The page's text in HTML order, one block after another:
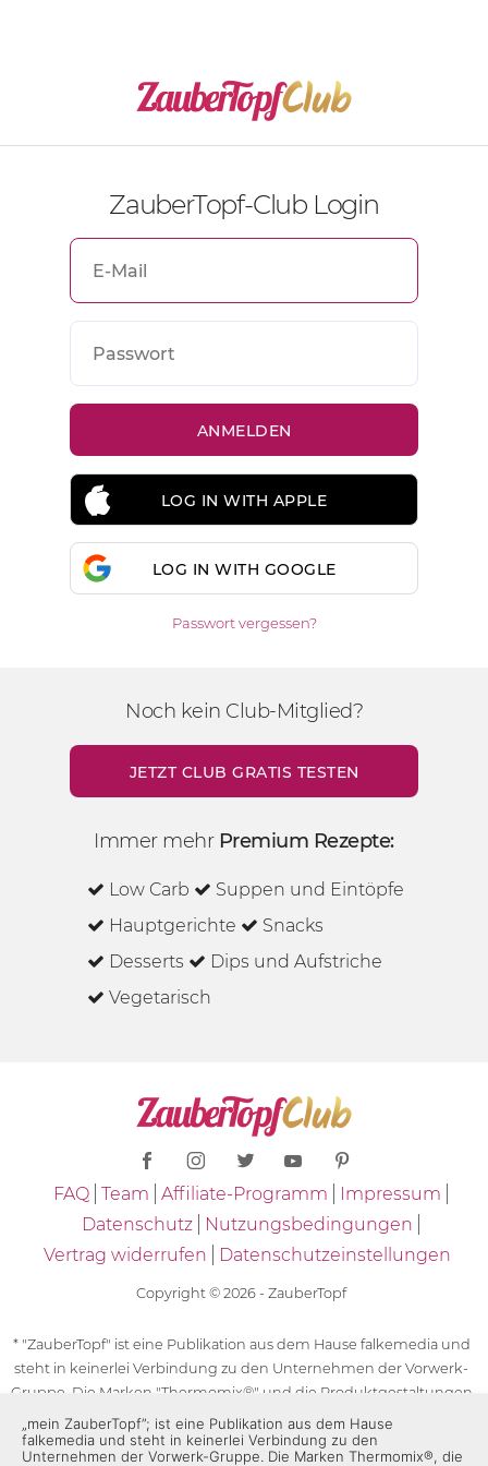
ZauberTopf-Club Login
LOG IN WITH APPLE
LOG IN WITH GOOGLE
Passwort vergessen?
Noch kein Club-Mitglied?
JETZT CLUB GRATIS TESTEN
Immer mehr Premium Rezepte:
Low Carb
Suppen und Eintöpfe
Hauptgerichte
Snacks
Desserts
Dips und Aufstriche
Vegetarisch
FAQ Team Affiliate-Programm
Impressum
Datenschutz
Nutzungsbedingungen
Vertrag widerrufen
Datenschutzeinstellungen
Copyright © 2026 - ZauberTopf
* "ZauberTopf" ist eine Publikation aus dem Hause falkemedia und
steht in keinerlei Verbindung zu den Unternehmen der Vorwerk-
Gruppe. Die Marken "Thermomix®" und die Produktgestaltungen
des "Thermomix®" sind eingetragene Marken der Unternehmen
der Vorwerk-Gruppe. Die Marken Thermomix®, die Zeichen TM5®,
„mein ZauberTopf”; ist eine Publikation aus dem Hause
falkemedia und steht in keinerlei Verbindung zu den
Unternehmen der Vorwerk-Gruppe. Die Marken Thermomix®, die